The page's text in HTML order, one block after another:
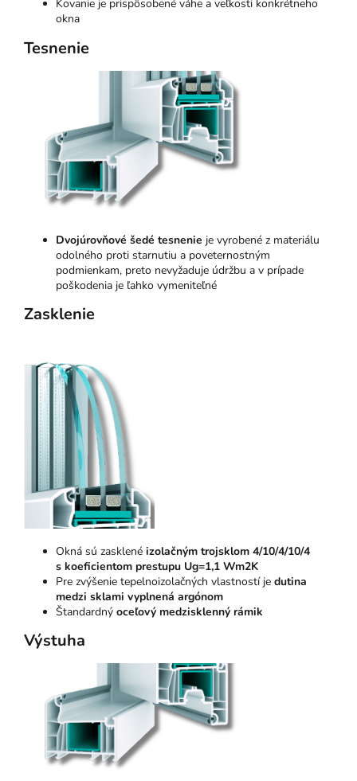
Kovanie je prispôsobené váhe a veľkosti konkrétneho
okna
Tesnenie
Dvojúrovňové šedé tesnenie je vyrobené z materiálu
odolného proti starnutiu a poveternostným
podmienkam, preto nevyžaduje údržbu a v prípade
poškodenia je ľahko vymeniteľné
Zasklenie
Okná sú zasklené izolačným trojsklom 4/10/4/10/4
s koeficientom prestupu Ug=1,1 Wm2K
Pre zvýšenie tepelnoizolačných vlastností je dutina
medzi sklami vyplnená argónom
Štandardný oceľový medzisklenný rámik
Výstuha